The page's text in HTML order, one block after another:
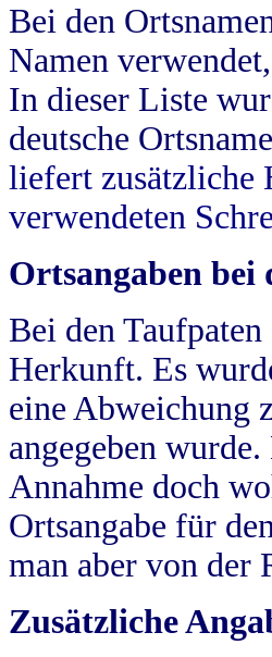
Bei den
Namen
In dieser Liste
deutsche
liefert zusätzliche
verwendeten
Ortsangaben bei
Bei den
Herkunft. Es
eine Abweichung
angegeben
Annahme doch
Ortsangabe für
man aber von der
Zusätzliche